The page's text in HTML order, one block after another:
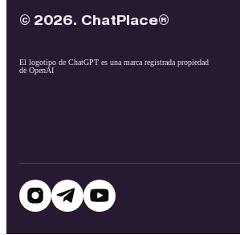
© 2026. ChatPlace®
El logotipo de ChatGPT es una marca registrada propiedad
de OpenAI